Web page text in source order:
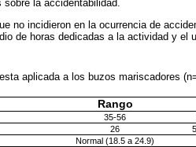
la accidentabilidad.
no incidieron en la ocurrencia de
de horas dedicadas a la actividad y el
aplicada a los buzos mariscadores
Rango
35-56
26
Normal (18.5 a 24.9)